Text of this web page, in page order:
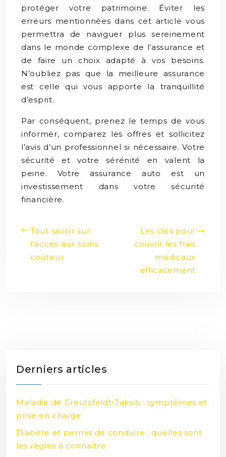
protéger votre patrimoine. Éviter les
erreurs mentionnées dans cet article vous
permettra de naviguer plus sereinement
dans le monde complexe de l’assurance et
de faire un choix adapté à vos besoins.
N’oubliez pas que la meilleure assurance
est celle qui vous apporte la tranquillité
d’esprit.
Par conséquent, prenez le temps de vous
informer, comparez les offres et sollicitez
l’avis d’un professionnel si nécessaire. Votre
sécurité et votre sérénité en valent la
peine. Votre assurance auto est un
investissement dans votre sécurité
financière.
Tout savoir sur
l’accès aux soins
coûteux
Les clés pour
couvrir les frais
médicaux
efficacement
Derniers articles
Maladie de Creutzfeldt-Jakob : symptômes et
prise en charge
Diabète et permis de conduire : quelles sont
les règles à connaître